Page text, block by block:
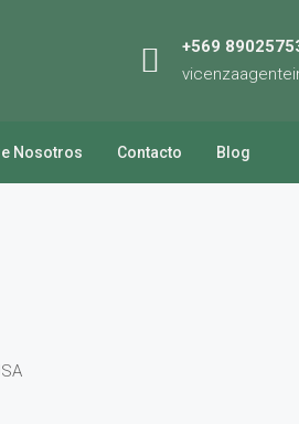
+569
Nosotros Contacto Blog